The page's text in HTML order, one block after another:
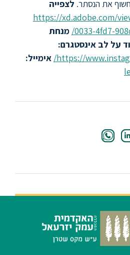
את הנסתר. לצפייה
https://xd.adobe.com/
0033-4fd7- מנחת
על לב אינסטגרם:
https:// אימייל: